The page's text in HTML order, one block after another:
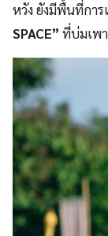
หวัง ยังมีพื้นที่การ
SPACE” ที่บ่มเพ